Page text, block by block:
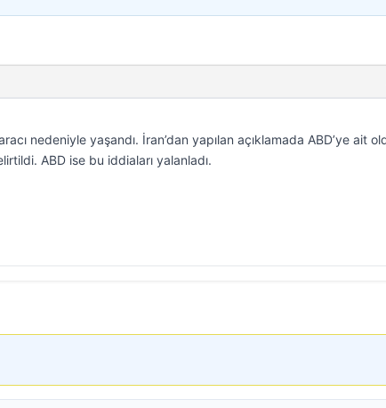
nedeniyle yaşandı. İran’dan yapılan açıklamada ABD’ye ait
ABD ise bu iddiaları yalanladı.